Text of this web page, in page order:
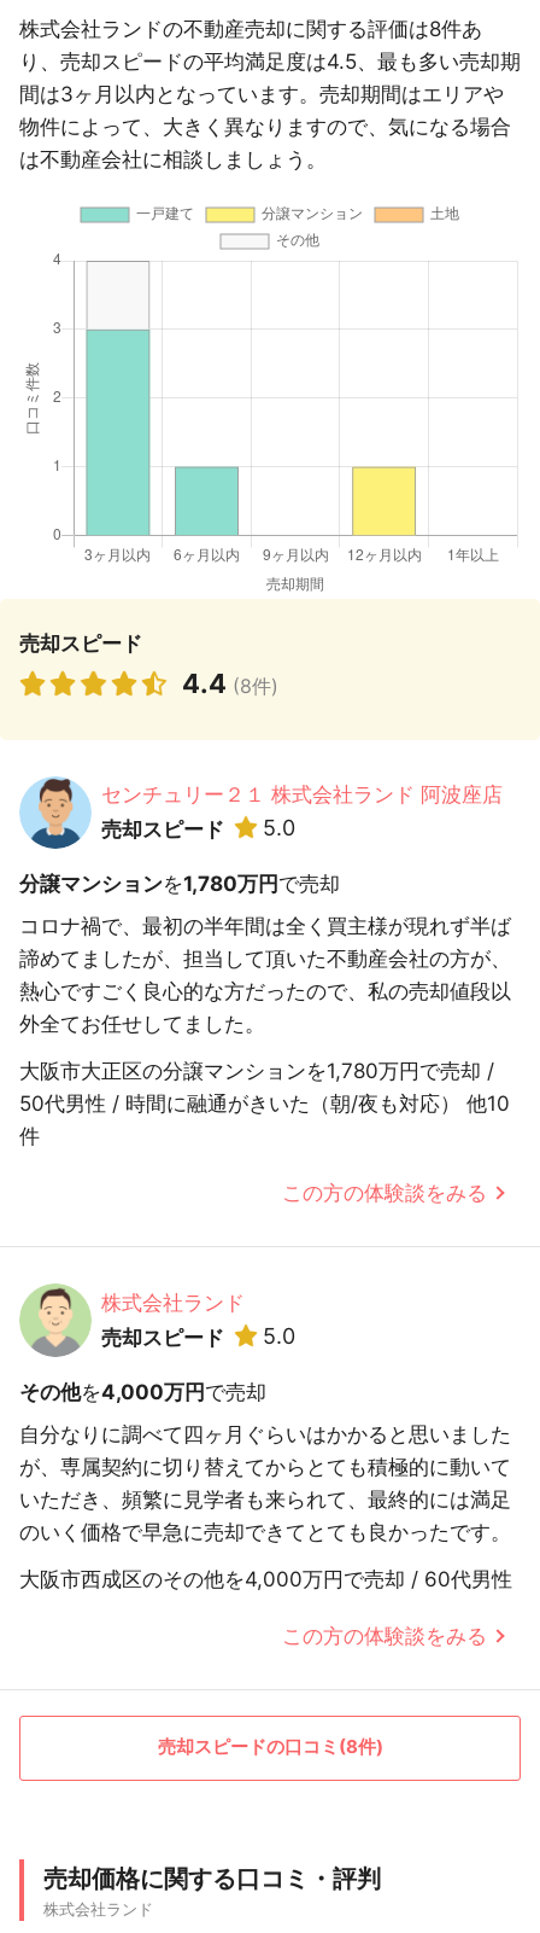
株式会社ランドの不動産売却に関する評価は8件あ
り、売却スピードの平均満足度は4.5、最も多い売却期
間は3ヶ月以内となっています。売却期間はエリアや
物件によって、大きく異なりますので、気になる場合
は不動産会社に相談しましょう。
売却スピード
4.4 (8件)
センチュリー２１ 株式会社ランド 阿波座店
売却スピード
5.0
分譲マンションを1,780万円 で売却
コロナ禍で、最初の半年間は全く買主様が現れず半ば
諦めてましたが、担当して頂いた不動産会社の方が、
熱心ですごく良心的な方だったので、私の売却値段以
外全てお任せしてました。
大阪市大正区の分譲マンションを1,780万円で売却 /
50代男性 / 時間に融通がきいた（朝/夜も対応） 他10
件
この方の体験談をみる
株式会社ランド
売却スピード
5.0
その他を4,000万円で売却
自分なりに調べて四ヶ月ぐらいはかかると思いました
が、専属契約に切り替えてからとても積極的に動いて
いただき、頻繁に見学者も来られて、最終的には満足
のいく価格で早急に売却できてとても良かったです。
大阪市西成区のその他を4,000万円で売却 / 60代男性
この方の体験談をみる
売却スピードの口コミ(8件)
売却価格に関する口コミ・評判
株式会社ランド